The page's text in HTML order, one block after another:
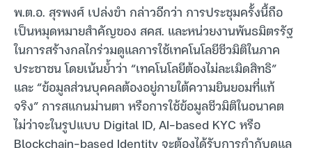
พ.ต.อ. สุรพงศ์ เปล่งขำ กล่าวอีกว่า การประชุมครั้งนี้ถือ
เป็นหมุดหมายสำคัญของ สคส. และหน่วยงานพันธมิตรรัฐ
ในการสร้างกลไกร่วมดูแลการใช้เทคโนโลยีชีวมิติในภาค
ประชาชน โดยเน้นย้ำว่า “เทคโนโลยีต้องไม่ละเมิดสิทธิ”
และ “ข้อมูลส่วนบุคคลต้องอยู่ภายใต้ความยินยอมที่แท้
จริง” การสแกนม่านตา หรือการใช้ข้อมูลชีวมิติในอนาคต
ไม่ว่าจะในรูปแบบ Digital ID, AI-based KYC หรือ
Blockchain-based Identity จะต้องได้รับการกำกับดูแล